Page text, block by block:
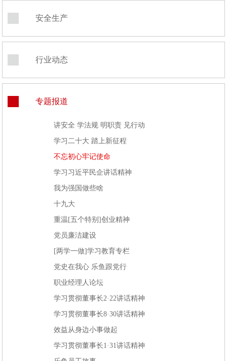
安全生产
行业动态
专题报道
讲安全 学法规 明职责 见行动
学习二十大 踏上新征程
不忘初心牢记使命
学习习近平民企讲话精神
我为强国做些啥
十九大
重温[五个特别]创业精神
党员廉洁建设
[两学一做]学习教育专栏
党史在我心 乐鱼跟党行
职业经理人论坛
学习贯彻董事长2·22讲话精神
学习贯彻董事长8·30讲话精神
效益从身边小事做起
学习贯彻董事长1·31讲话精神